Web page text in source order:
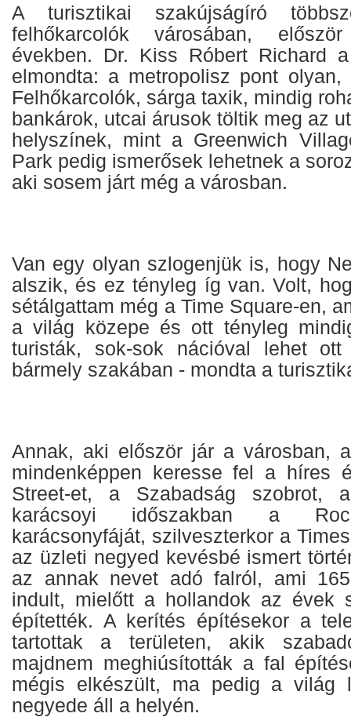
A turisztikai szakújságíró
felhőkarcolók városában,
években. Dr. Kiss Róbert Richard
elmondta: a metropolisz pont
Felhőkarcolók, sárga taxik, mindig
bankárok, utcai árusok töltik meg az
helyszínek, mint a Greenwich
Park pedig ismerősek lehetnek a
aki sosem járt még a városban.
Van egy olyan szlogenjük is, hogy
alszik, és ez tényleg íg van. Volt,
sétálgattam még a Time Square-en,
a világ közepe és ott tényleg
turisták, sok-sok nációval lehet
bármely szakában - mondta a
Annak, aki először jár a városban,
mindenképpen keresse fel a híres
Street-et, a Szabadság szobrot,
karácsoyi időszakban a
karácsonyfáját, szilveszterkor a
az üzleti negyed kevésbé ismert
az annak nevet adó falról, ami
indult, mielőtt a hollandok az évek
építették. A kerítés építésekor a
tartottak a területen, akik
majdnem meghiúsították a fal
mégis elkészült, ma pedig a világ
negyede áll a helyén.